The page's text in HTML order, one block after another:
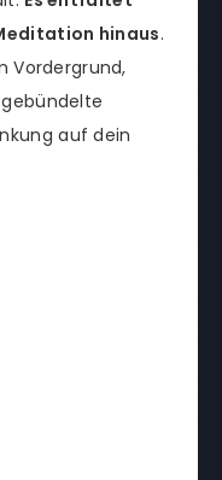
hinaus.
Vordergrund,
auf dein